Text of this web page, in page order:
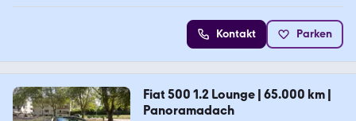
Kontakt Parken
Fiat 500 1.2 Lounge | 65.000 km |
Panoramadach